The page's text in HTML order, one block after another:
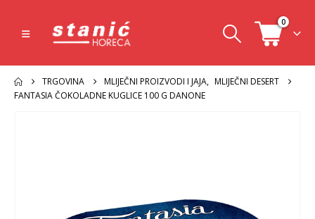
0
TRGOVINA MLIJEČNI PROIZVODI I JAJA, MLIJEČNI DESERT
FANTASIA ČOKOLADNE KUGLICE 100 G DANONE